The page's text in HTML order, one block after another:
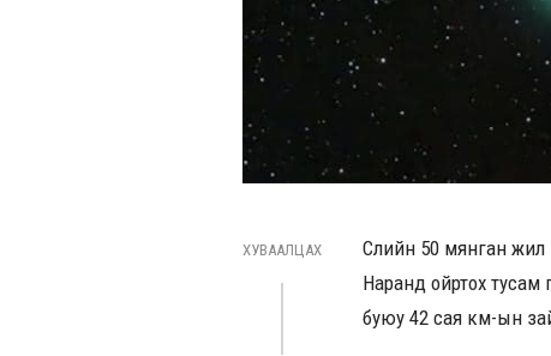
ХУВААЛЦАХ
Сүүлийн 50 мянган жил
Наранд ойртох тусам
буюу 42 сая км-ын